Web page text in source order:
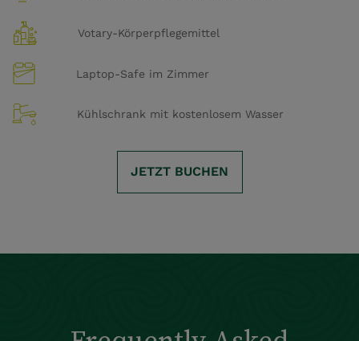
Votary-Körperpflegemittel
Laptop-Safe im Zimmer
Kühlschrank mit kostenlosem Wasser
JETZT BUCHEN